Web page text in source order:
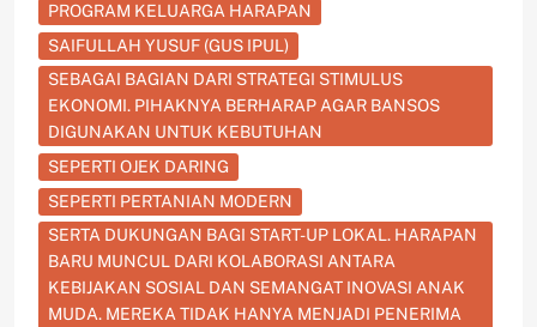
PROGRAM KELUARGA HARAPAN
SAIFULLAH YUSUF (GUS IPUL)
SEBAGAI BAGIAN DARI STRATEGI STIMULUS
EKONOMI. PIHAKNYA BERHARAP AGAR BANSOS
DIGUNAKAN UNTUK KEBUTUHAN
SEPERTI OJEK DARING
SEPERTI PERTANIAN MODERN
SERTA DUKUNGAN BAGI START-UP LOKAL. HARAPAN
BARU MUNCUL DARI KOLABORASI ANTARA
KEBIJAKAN SOSIAL DAN SEMANGAT INOVASI ANAK
MUDA. MEREKA TIDAK HANYA MENJADI PENERIMA